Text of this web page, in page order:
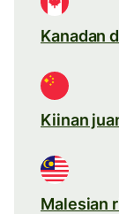
Kanadan
Kiinan
Malesian